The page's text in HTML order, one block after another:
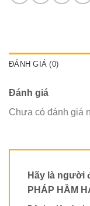
ĐÁNH GIÁ (0)
Đánh giá
Chưa có đánh giá
Hãy là người
PHÁP HẦM